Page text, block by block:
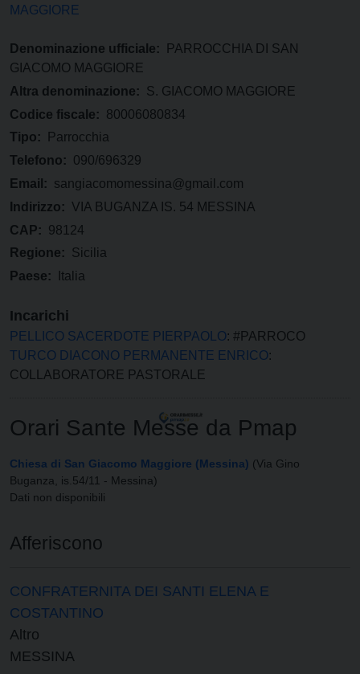
MAGGIORE
Denominazione ufficiale:
PARROCCHIA DI SAN
GIACOMO MAGGIORE
Altra denominazione: S. GIACOMO MAGGIORE
Codice fiscale: 80006080834
Tipo:
Parrocchia
Telefono: 090/696329
Email: sangiacomomessina@gmail.com
Indirizzo: VIA BUGANZA IS. 54 MESSINA
CAP: 98124
Regione: Sicilia
Paese:
Italia
Incarichi
PELLICO SACERDOTE PIERPAOLO: #PARROCO
TURCO DIACONO PERMANENTE ENRICO:
COLLABORATORE PASTORALE
Orari Sante Messe da Pmap
Chiesa di San Giacomo Maggiore (Messina) (Via Gino
Buganza, is.54/11 - Messina)
Dati non disponibili
Afferiscono
CONFRATERNITA DEI SANTI ELENA E
COSTANTINO
Altro
MESSINA